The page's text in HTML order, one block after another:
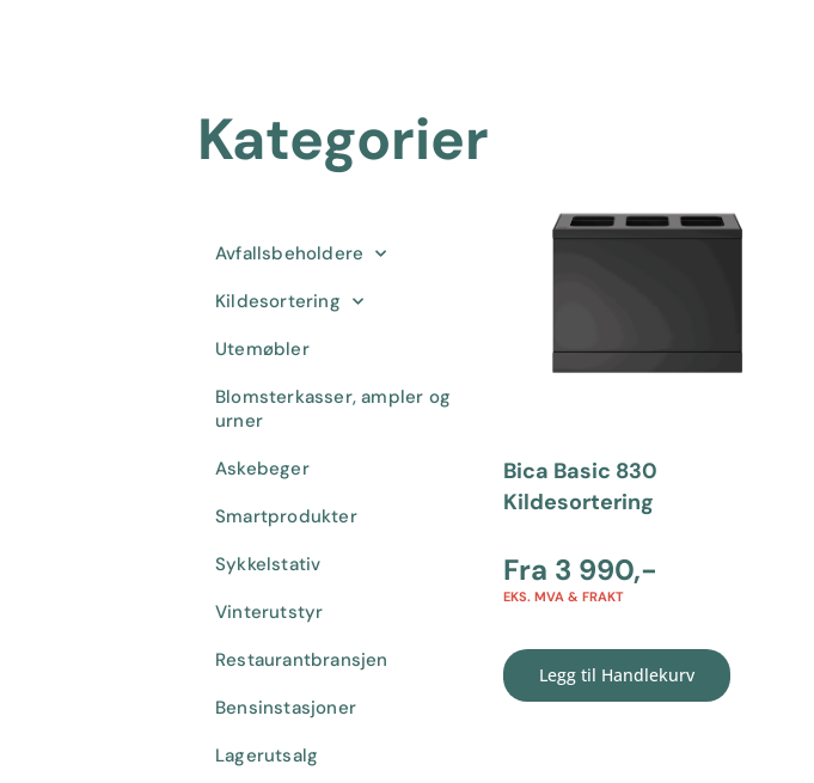
Kategorier
Avfallsbeholdere
Kildesortering
Utemøbler
Blomsterkasser, ampler og
urner
Askebeger
Smartprodukter
Sykkelstativ
Vinterutstyr
Restaurantbransjen
Bensinstasjoner
Lagerutsalg
Bica Basic 830
Kildesortering
Fra 3 990,-
EKS. MVA & FRAKT
Legg til Handlekurv